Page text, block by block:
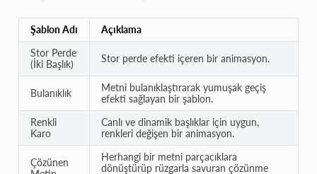
Şablon Adı
Açıklama
Stor Perde
(İki Başlık)
Stor perde efekti içeren bir animasyon.
Bulanıklık
Metni bulanıklaştırarak yumuşak geçiş
efekti sağlayan bir şablon.
Renkli
Karo
Canlı ve dinamik başlıklar için uygun,
renkleri değişen bir animasyon.
Çözünen
Herhangi bir metni parçacıklara
dönüştürüp rüzgarla savuran çözünme